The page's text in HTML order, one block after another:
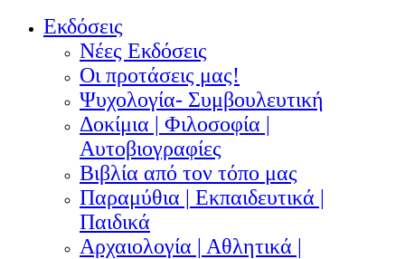
Εκδόσεις
Νέες Εκδόσεις
Οι προτάσεις μας!
Ψυχολογία- Συμβουλευτική
Δοκίμια | Φιλοσοφία |
Αυτοβιογραφίες
Βιβλία από τον τόπο μας
Παραμύθια | Εκπαιδευτικά |
Παιδικά
Αρχαιολογία | Αθλητικά |